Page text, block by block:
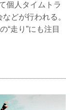
個人タイムトラ
どが行われる。
“走り”にも注目